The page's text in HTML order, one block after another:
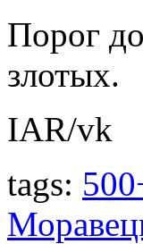
Порог
злотых.
IAR/vk
tags: